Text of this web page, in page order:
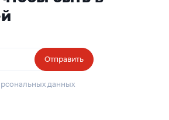
Отправить
данных